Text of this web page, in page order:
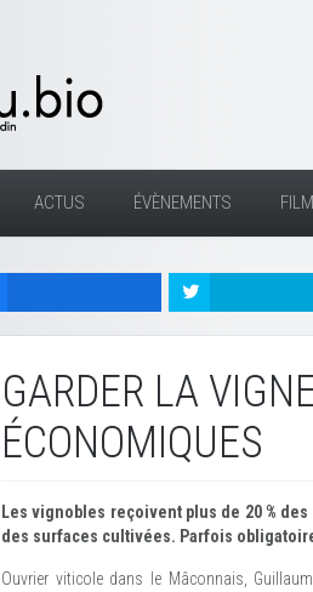
ACTUS ÉVÈNEMENTS
GARDER LA
ÉCONOMIQUES
Les vignobles reçoivent plus de 20 %
des surfaces cultivées. Parfois
Ouvrier viticole dans le Mâconnais,